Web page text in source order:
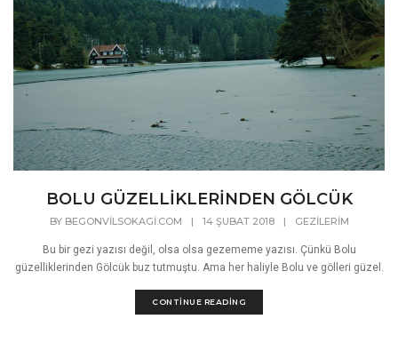
BOLU GÜZELLİKLERİNDEN GÖLCÜK
BY BEGONVILSOKAGI.COM | 14 ŞUBAT 2018 | GEZILERIM
Bu bir gezi yazısı değil, olsa olsa gezememe yazısı. Çünkü Bolu
güzelliklerinden Gölcük buz tutmuştu. Ama her haliyle Bolu ve gölleri güzel.
CONTINUE READING